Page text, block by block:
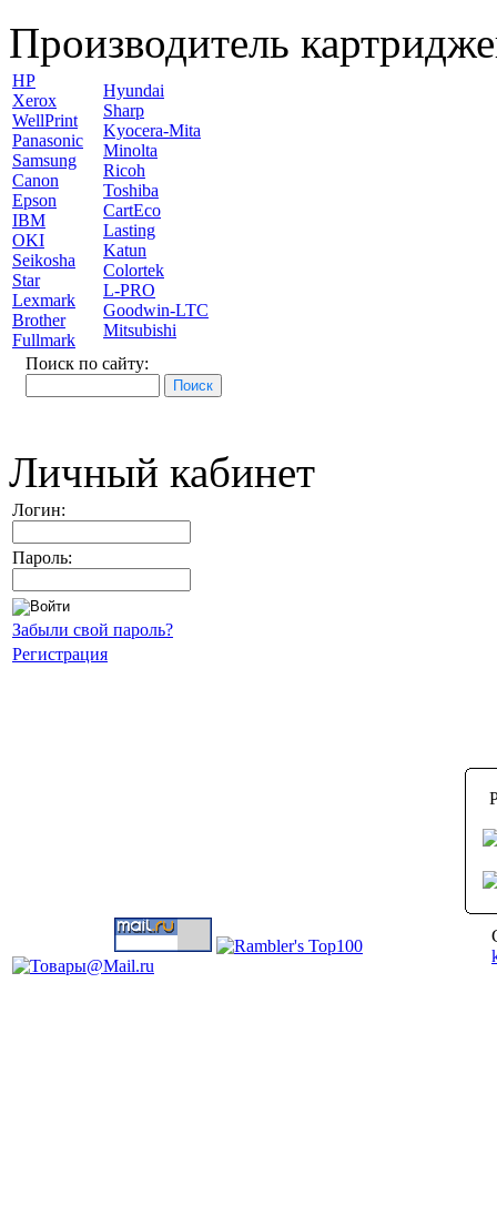
Производитель
HP
Xerox
WellPrint
Panasonic
Samsung
Canon
Epson
IBM
OKI
Seikosha
Star
Lexmark
Brother
Fullmark
Hyundai
Sharp
Kyocera-Mita
Minolta
Ricoh
Toshiba
CartEco
Lasting
Katun
Colortek
L-PRO
Goodwin-LTC
Mitsubishi
Поиск по сайту:
Личный кабинет
Логин:
Пароль:
Забыли свой пароль?
Регистрация